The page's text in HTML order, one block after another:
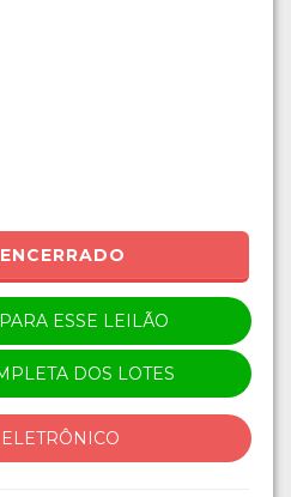
ESSE LEILÃO
DOS LOTES